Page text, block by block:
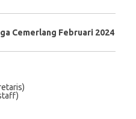
Cemerlang Februari 2024